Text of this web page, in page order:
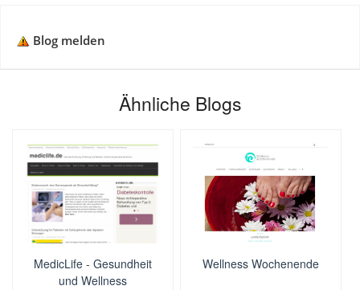
Blog melden
Ähnliche Blogs
MedicLife - Gesundheit
und Wellness
Wellness Wochenende